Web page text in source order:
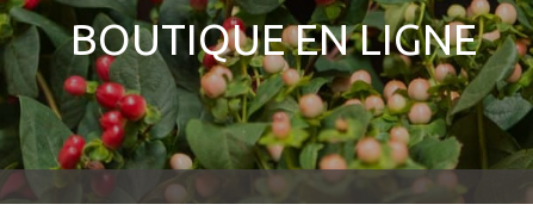
BOUTIQUE EN LIGNE